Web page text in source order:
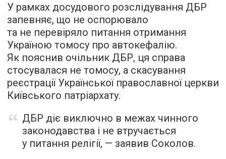
У рамках досудового розслідування ДБР
запевняє, що не оспорювало
та не перевіряло питання отримання
Україною томосу про автокефалію.
Як пояснив очільник ДБР, ця справа
стосувалася не томосу, а скасування
реєстрації Української православної церкви
Київського патріархату.
ДБР діє виключно в межах чинного
законодавства і не втручається
у питання релігії, — заявив Соколов.